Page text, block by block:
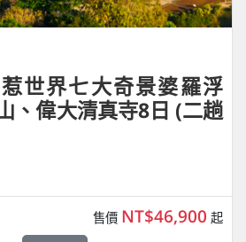
世界七大奇景婆羅浮
、偉大清真寺8日 (二趟
售價 NT$46,900 起